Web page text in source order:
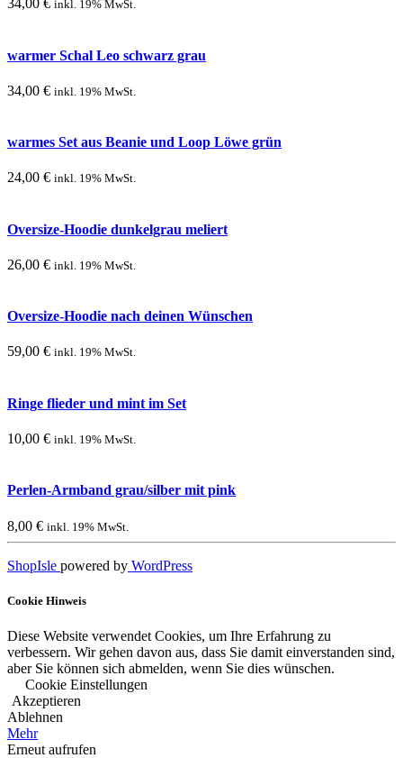
34,00 € inkl. 19% MwSt.
warmer Schal Leo schwarz grau
34,00 € inkl. 19% MwSt.
warmes Set aus Beanie und Loop Löwe grün
24,00 € inkl. 19% MwSt.
Oversize-Hoodie dunkelgrau meliert
26,00 € inkl. 19% MwSt.
Oversize-Hoodie nach deinen Wünschen
59,00 € inkl. 19% MwSt.
Ringe flieder und mint im Set
10,00 € inkl. 19% MwSt.
Perlen-Armband grau/silber mit pink
8,00 € inkl. 19% MwSt.
ShopIsle powered by WordPress
Cookie Hinweis
Diese Website verwendet Cookies, um Ihre Erfahrung zu
verbessern. Wir gehen davon aus, dass Sie damit einverstanden sind,
aber Sie können sich abmelden, wenn Sie dies wünschen.
Cookie Einstellungen
Akzeptieren
Ablehnen
Mehr
Erneut aufrufen